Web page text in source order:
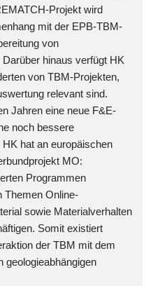
Projekt wird
mit der EPB-TBM-
von
hinaus verfügt HK
von TBM-Projekten,
relevant sind.
Jahren eine neue F&E-
noch bessere
hat an europäischen
MO:
Programmen
Themen Online-
sowie Materialverhalten
Somit existiert
der TBM mit dem
geologieabhängigen